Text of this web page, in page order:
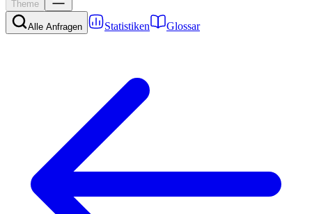
Theme
Alle Anfragen Statistiken Glossar